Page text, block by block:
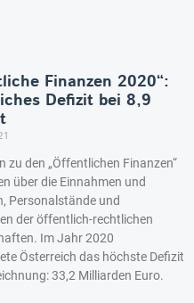
Finanzen 2020“:
Defizit bei 8,9
zu den „Öffentlichen Finanzen“
über die Einnahmen und
Personalstände und
der öffentlich-rechtlichen
Im Jahr 2020
Österreich das höchste Defizit
33,2 Milliarden Euro.